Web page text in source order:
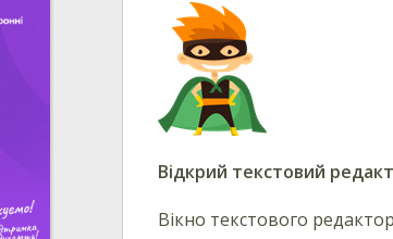
Відкрий текстовий
Вікно текстового